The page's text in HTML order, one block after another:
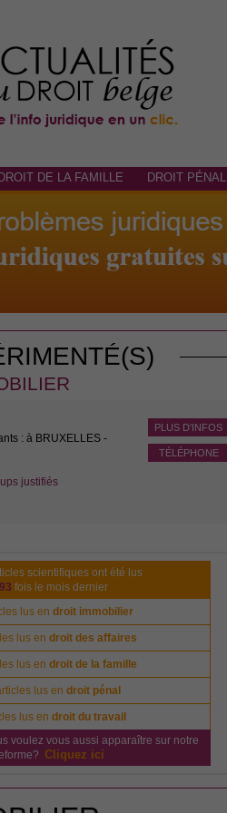
DROIT DE LA FAMILLE DROIT PÉNAL
PLUS D'INFOS
TÉLÉPHONE
: à BRUXELLES -
justifiés
scientifiques ont été lus
fois le mois dernier
lus endroit immobilier
lus endroit des affaires
lus endroit de la famille
lus en droit pénal
lus en droit du travail
voulez vous aussi apparaître sur notre
Cliquez ici